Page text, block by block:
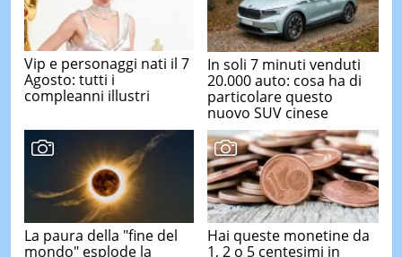
Vip e personaggi nati il 7
Agosto: tutti i
compleanni illustri
In soli 7 minuti venduti
20.000 auto: cosa ha di
particolare questo
nuovo SUV cinese
La paura della "fine del
mondo" esplode la
Hai queste monetine da
1, 2 o 5 centesimi in